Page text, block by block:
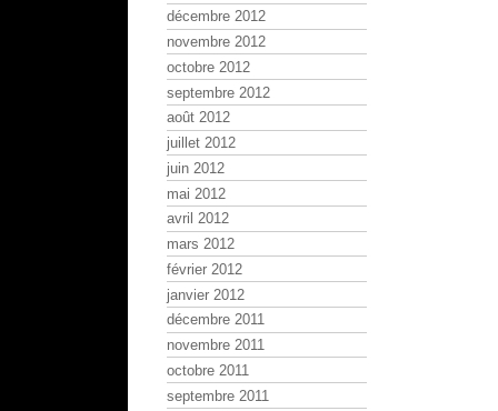
décembre 2012
novembre 2012
octobre 2012
septembre 2012
août 2012
juillet 2012
juin 2012
mai 2012
avril 2012
mars 2012
février 2012
janvier 2012
décembre 2011
novembre 2011
octobre 2011
septembre 2011